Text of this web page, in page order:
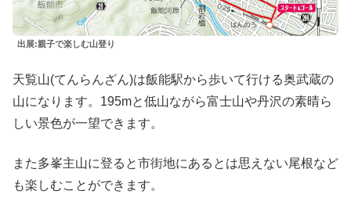
出展:親子で楽しむ山登り
天覧山(てんらんざん)は飯能駅から歩いて行ける奥武蔵の
山になります。195mと低山ながら富士山や丹沢の素晴ら
しい景色が一望できます。
また多峯主山に登ると市街地にあるとは思えない尾根など
も楽しむことができます。